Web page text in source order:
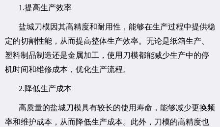
1.提高生产效率
盐城刀模因其高精度和耐用性，能够在生产过程中提供稳
定的切割性能，从而提高整体生产效率。无论是纸箱生产、
塑料制品制造还是金属加工，使用刀模都能减少生产中的停
机时间和维修成本，优化生产流程。
2.降低生产成本
高质量的盐城刀模具有较长的使用寿命，能够减少更换频
率和维护成本，从而降低生产成本。此外，刀模的高精度也